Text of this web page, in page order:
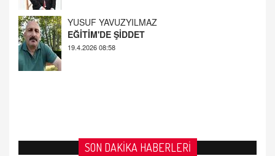
AHMED ÇITLAKOĞLU
OKUL SALDIRILARININ ORTAYA ÇIKARTTIĞI
GERÇEK!
SON DAKİKA HABERLERİ